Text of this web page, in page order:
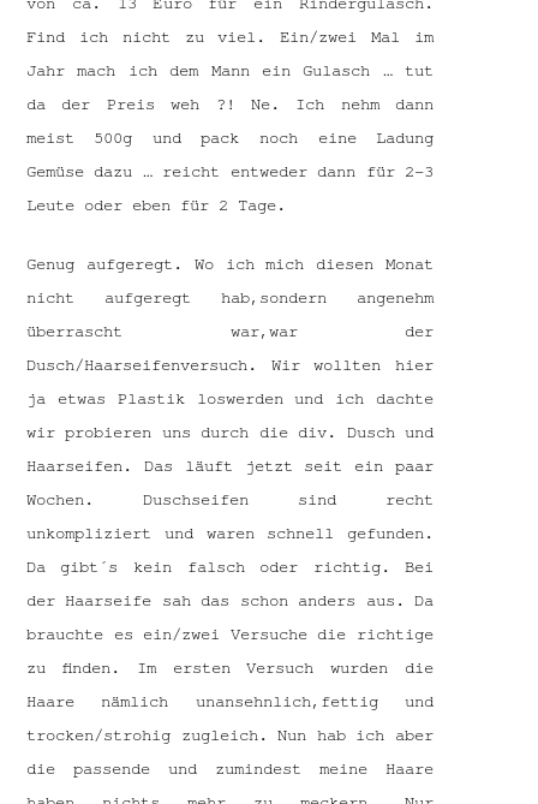
Find ich nicht zu viel. Ein/zwei Mal im
Jahr mach ich dem Mann ein Gulasch … tut
da der Preis weh ?! Ne. Ich nehm dann
meist 500g und pack noch eine Ladung
Gemüse dazu … reicht entweder dann für 2-3
Leute oder eben für 2 Tage.
Genug aufgeregt. Wo ich mich diesen Monat
nicht aufgeregt hab,sondern angenehm
überrascht war,war der
Dusch/Haarseifenversuch. Wir wollten hier
ja etwas Plastik loswerden und ich dachte
wir probieren uns durch die div. Dusch und
Haarseifen. Das läuft jetzt seit ein paar
Wochen. Duschseifen sind recht
unkompliziert und waren schnell gefunden.
Da gibt´s kein falsch oder richtig. Bei
der Haarseife sah das schon anders aus. Da
brauchte es ein/zwei Versuche die richtige
zu finden. Im ersten Versuch wurden die
Haare nämlich unansehnlich,fettig und
trocken/strohig zugleich. Nun hab ich aber
die passende und zumindest meine Haare